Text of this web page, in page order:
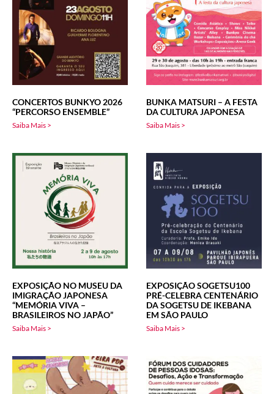
CONCERTOS BUNKYO 2026
“PERCORSO ENSEMBLE”
Saiba Mais >
BUNKA MATSURI – A FESTA
DA CULTURA JAPONESA
Saiba Mais >
EXPOSIÇÃO NO MUSEU DA
IMIGRAÇÃO JAPONESA
“MEMÓRIA VIVA –
BRASILEIROS NO JAPÃO”
Saiba Mais >
EXPOSIÇÃO SOGETSU100
PRÉ-CELEBRA CENTENÁRIO
DA SOGETSU DE IKEBANA
EM SÃO PAULO
Saiba Mais >